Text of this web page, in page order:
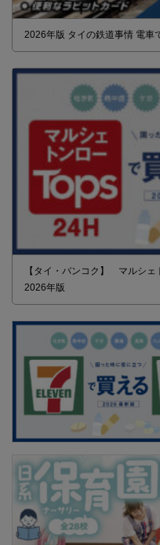
2026年版 タイの鉄道事情 電車
【タイ・バンコク】 マルシェ
2026年版